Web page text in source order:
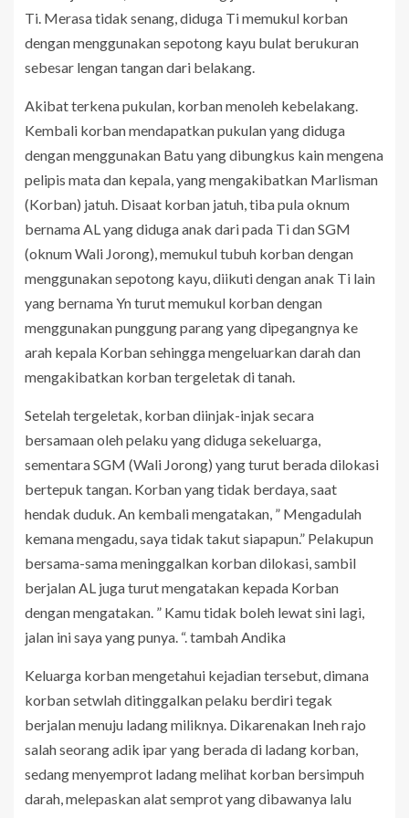
Ti. Merasa tidak senang, diduga Ti memukul korban
dengan menggunakan sepotong kayu bulat berukuran
sebesar lengan tangan dari belakang.
Akibat terkena pukulan, korban menoleh kebelakang.
Kembali korban mendapatkan pukulan yang diduga
dengan menggunakan Batu yang dibungkus kain mengena
pelipis mata dan kepala, yang mengakibatkan Marlisman
(Korban) jatuh. Disaat korban jatuh, tiba pula oknum
bernama AL yang diduga anak dari pada Ti dan SGM
(oknum Wali Jorong), memukul tubuh korban dengan
menggunakan sepotong kayu, diikuti dengan anak Ti lain
yang bernama Yn turut memukul korban dengan
menggunakan punggung parang yang dipegangnya ke
arah kepala Korban sehingga mengeluarkan darah dan
mengakibatkan korban tergeletak di tanah.
Setelah tergeletak, korban diinjak-injak secara
bersamaan oleh pelaku yang diduga sekeluarga,
sementara SGM (Wali Jorong) yang turut berada dilokasi
bertepuk tangan. Korban yang tidak berdaya, saat
hendak duduk. An kembali mengatakan, ” Mengadulah
kemana mengadu, saya tidak takut siapapun.” Pelakupun
bersama-sama meninggalkan korban dilokasi, sambil
berjalan AL juga turut mengatakan kepada Korban
dengan mengatakan. ” Kamu tidak boleh lewat sini lagi,
jalan ini saya yang punya. “. tambah Andika
Keluarga korban mengetahui kejadian tersebut, dimana
korban setwlah ditinggalkan pelaku berdiri tegak
berjalan menuju ladang miliknya. Dikarenakan Ineh rajo
salah seorang adik ipar yang berada di ladang korban,
sedang menyemprot ladang melihat korban bersimpuh
darah, melepaskan alat semprot yang dibawanya lalu